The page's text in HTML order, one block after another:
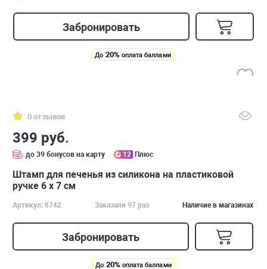
Забронировать
До 20% оплата баллами
0 отзывов
399 руб.
до 39 бонусов на карту 12 Плюс
Штамп для печенья из силикона на пластиковой
ручке 6 х 7 см
Артикул: 8742 Заказали 97 раз Наличие в магазинах
Забронировать
До 20% оплата баллами